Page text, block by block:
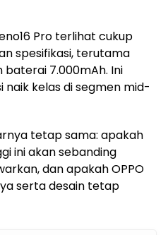
Pro terlihat cukup
spesifikasi, terutama
baterai 7.000mAh. Ini
kelas di segmen mid-
tetap sama: apakah
ini akan sebanding
dan apakah OPPO
serta desain tetap